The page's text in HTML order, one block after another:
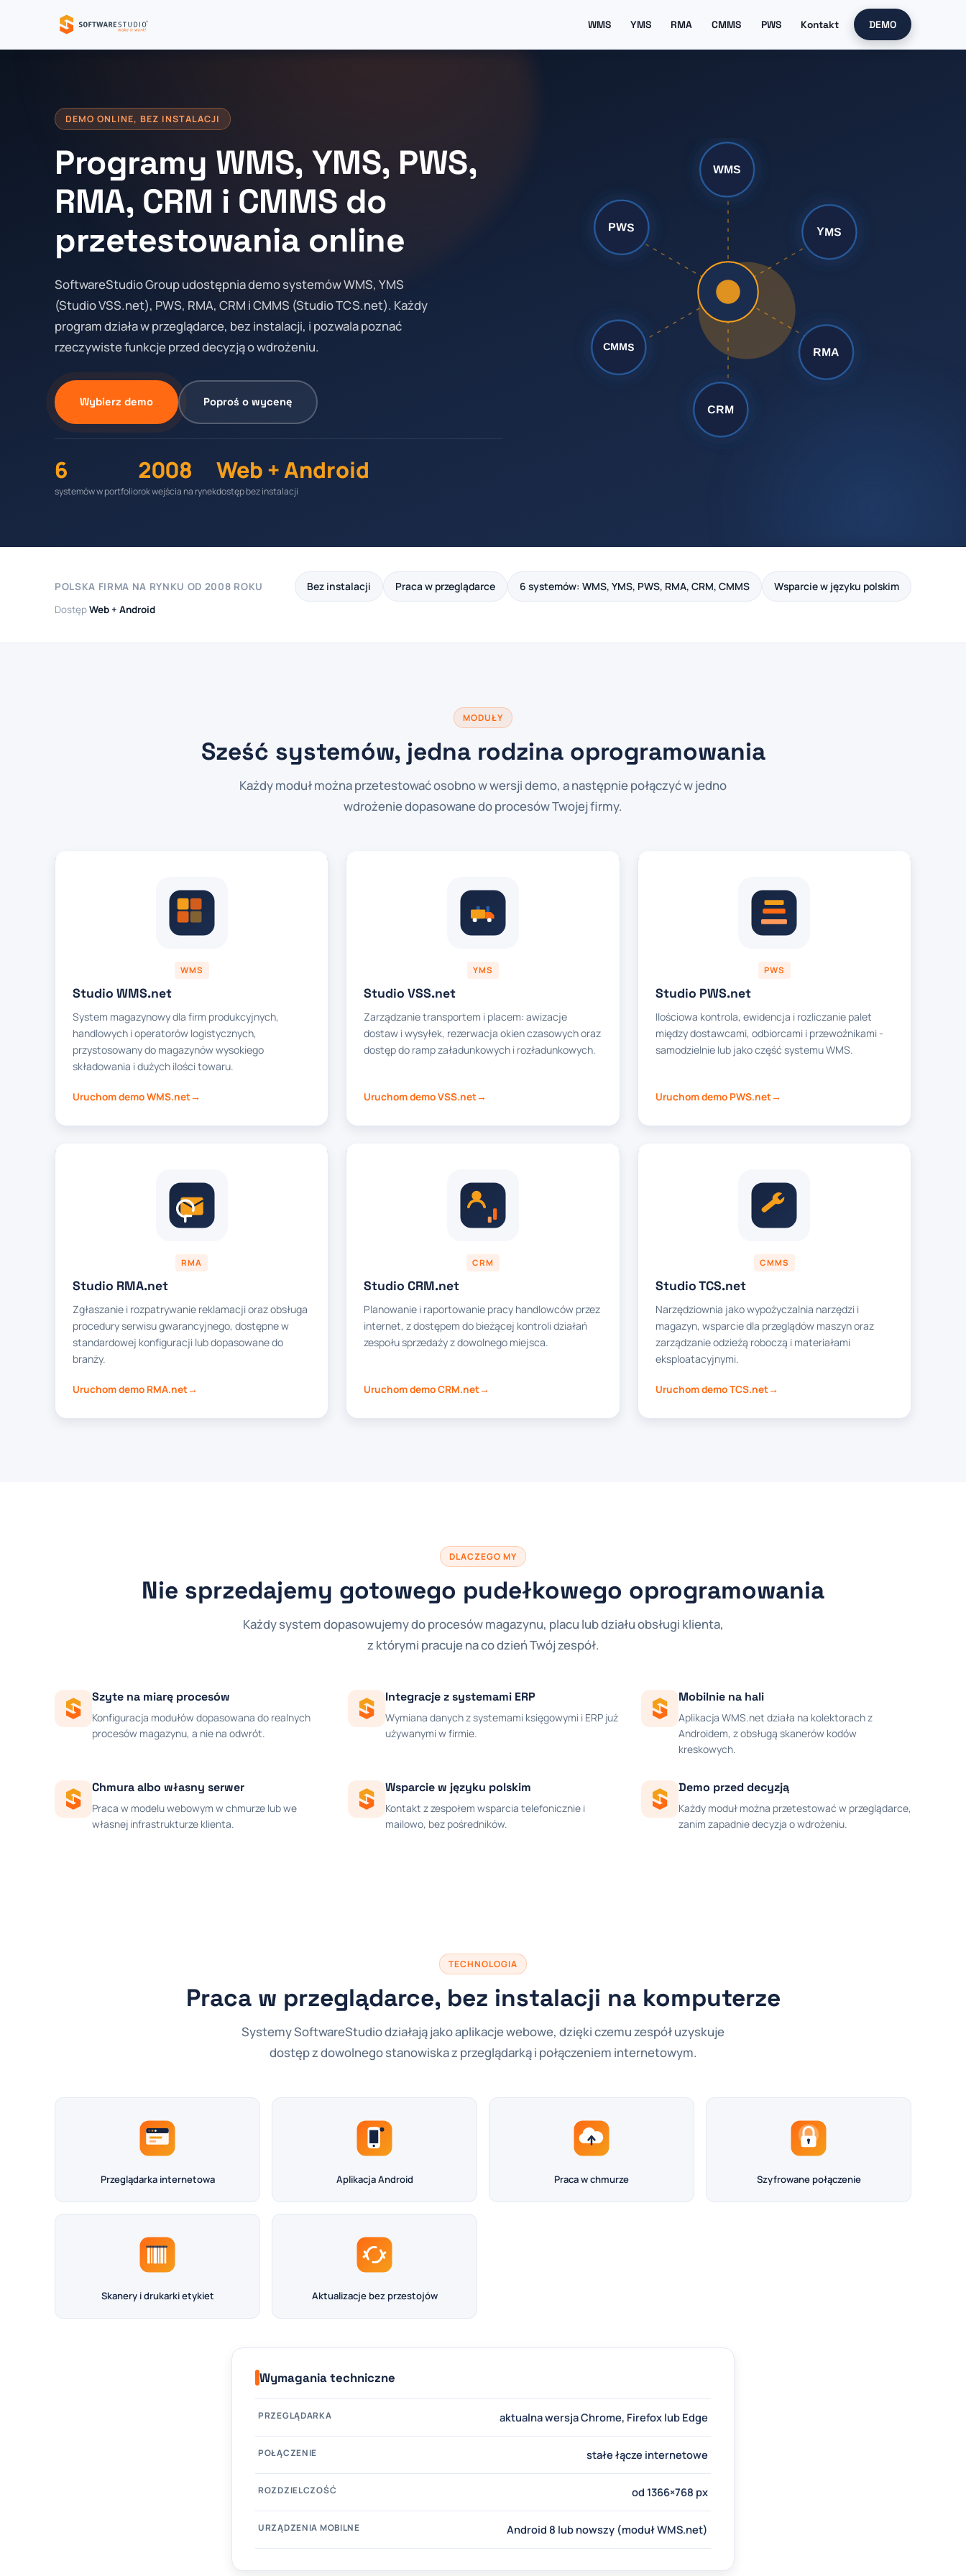
WMS YMS RMA CMMS PWS Kontakt DEMO
DEMO ONLINE, BEZ INSTALACJI
Programy WMS, YMS, PWS,
RMA, CRM i CMMS do
przetestowania online
SoftwareStudio Group udostępnia demo systemów WMS, YMS
(Studio VSS.net), PWS, RMA, CRM i CMMS (Studio TCS.net). Każdy
program działa w przeglądarce, bez instalacji, i pozwala poznać
rzeczywiste funkcje przed decyzją o wdrożeniu.
Wybierz demo Poproś o wycenę
6
systemów w portfolio
2008
rok wejścia na rynek
Web + Android
dostęp bez instalacji
POLSKA FIRMA NA RYNKU OD 2008 ROKU Bez instalacji Praca w przeglądarce 6 systemów: WMS, YMS, PWS, RMA, CRM, CMMS Wsparcie w języku polskim
DostępWeb + Android
MODUŁY
Sześć systemów, jedna rodzina oprogramowania
Każdy moduł można przetestować osobno w wersji demo, a następnie połączyć w jedno
wdrożenie dopasowane do procesów Twojej firmy.
WMS
Studio WMS.net
System magazynowy dla firm produkcyjnych,
handlowych i operatorów logistycznych,
przystosowany do magazynów wysokiego
składowania i dużych ilości towaru.
Uruchom demo WMS.net
YMS
Studio VSS.net
Zarządzanie transportem i placem: awizacje
dostaw i wysyłek, rezerwacja okien czasowych oraz
dostęp do ramp załadunkowych i rozładunkowych.
Uruchom demo VSS.net
PWS
Studio PWS.net
Ilościowa kontrola, ewidencja i rozliczanie palet
między dostawcami, odbiorcami i przewoźnikami -
samodzielnie lub jako część systemu WMS.
Uruchom demo PWS.net
RMA
Studio RMA.net
Zgłaszanie i rozpatrywanie reklamacji oraz obsługa
procedury serwisu gwarancyjnego, dostępne w
standardowej konfiguracji lub dopasowane do
branży.
Uruchom demo RMA.net
CRM
Studio CRM.net
Planowanie i raportowanie pracy handlowców przez
internet, z dostępem do bieżącej kontroli działań
zespołu sprzedaży z dowolnego miejsca.
Uruchom demo CRM.net
CMMS
Studio TCS.net
Narzędziownia jako wypożyczalnia narzędzi i
magazyn, wsparcie dla przeglądów maszyn oraz
zarządzanie odzieżą roboczą i materiałami
eksploatacyjnymi.
Uruchom demo TCS.net
DLACZEGO MY
Nie sprzedajemy gotowego pudełkowego oprogramowania
Każdy system dopasowujemy do procesów magazynu, placu lub działu obsługi klienta,
z którymi pracuje na co dzień Twój zespół.
Szyte na miarę procesów
Konfiguracja modułów dopasowana do realnych
procesów magazynu, a nie na odwrót.
Integracje z systemami ERP
Wymiana danych z systemami księgowymi i ERP już
używanymi w firmie.
Mobilnie na hali
Aplikacja WMS.net działa na kolektorach z
Androidem, z obsługą skanerów kodów
kreskowych.
Chmura albo własny serwer
Praca w modelu webowym w chmurze lub we
własnej infrastrukturze klienta.
Wsparcie w języku polskim
Kontakt z zespołem wsparcia telefonicznie i
mailowo, bez pośredników.
Demo przed decyzją
Każdy moduł można przetestować w przeglądarce,
zanim zapadnie decyzja o wdrożeniu.
TECHNOLOGIA
Praca w przeglądarce, bez instalacji na komputerze
Systemy SoftwareStudio działają jako aplikacje webowe, dzięki czemu zespół uzyskuje
dostęp z dowolnego stanowiska z przeglądarką i połączeniem internetowym.
Przeglądarka internetowa Aplikacja Android Praca w chmurze Szyfrowane połączenie
Skanery i drukarki etykiet Aktualizacje bez przestojów
Wymagania techniczne
PRZEGLĄDARKA aktualna wersja Chrome, Firefox lub Edge
POŁĄCZENIE stałe łącze internetowe
ROZDZIELCZOŚĆ od 1366×768 px
URZĄDZENIA MOBILNE Android 8 lub nowszy (moduł WMS.net)